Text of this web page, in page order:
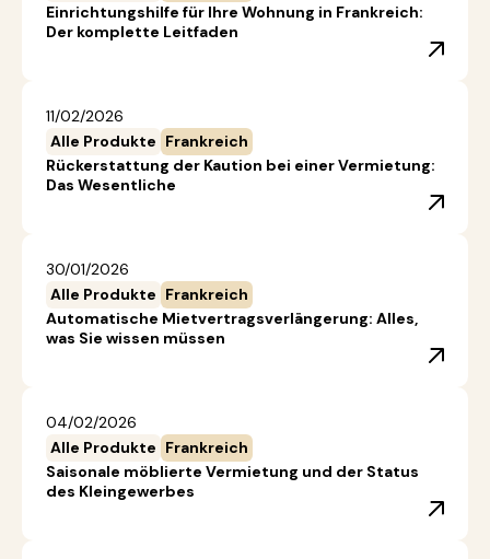
Einrichtungshilfe für Ihre Wohnung in Frankreich:
Der komplette Leitfaden
11/02/2026
Alle Produkte Frankreich
Rückerstattung der Kaution bei einer Vermietung:
Das Wesentliche
30/01/2026
Alle Produkte Frankreich
Automatische Mietvertragsverlängerung: Alles,
was Sie wissen müssen
04/02/2026
Alle Produkte Frankreich
Saisonale möblierte Vermietung und der Status
des Kleingewerbes